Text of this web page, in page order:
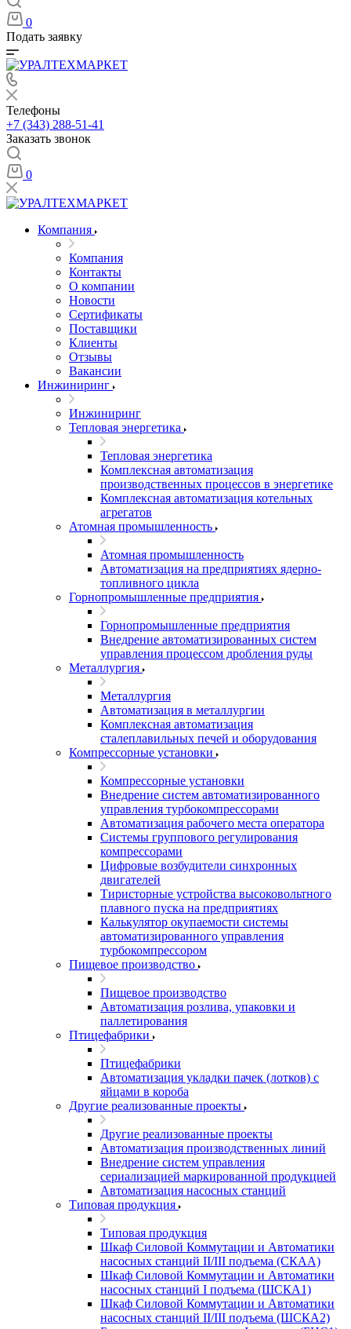
0
Подать заявку
Телефоны
+7 (343) 288-51-41
Заказать звонок
0
Компания
Компания
Контакты
О компании
Новости
Сертификаты
Поставщики
Клиенты
Отзывы
Вакансии
Инжиниринг
Инжиниринг
Тепловая энергетика
Тепловая энергетика
Комплексная автоматизация
производственных процессов в энергетике
Комплексная автоматизация котельных
агрегатов
Атомная промышленность
Атомная промышленность
Автоматизация на предприятиях ядерно-
топливного цикла
Горнопромышленные предприятия
Горнопромышленные предприятия
Внедрение автоматизированных систем
управления процессом дробления руды
Металлургия
Металлургия
Автоматизация в металлургии
Комплексная автоматизация
сталеплавильных печей и оборудования
Компрессорные установки
Компрессорные установки
Внедрение систем автоматизированного
управления турбокомпрессорами
Автоматизация рабочего места оператора
Системы группового регулирования
компрессорами
Цифровые возбудители синхронных
двигателей
Тиристорные устройства высоковольтного
плавного пуска на предприятиях
Калькулятор окупаемости системы
автоматизированного управления
турбокомпрессором
Пищевое производство
Пищевое производство
Автоматизация розлива, упаковки и
паллетирования
Птицефабрики
Птицефабрики
Автоматизация укладки пачек (лотков) с
яйцами в короба
Другие реализованные проекты
Другие реализованные проекты
Автоматизация производственных линий
Внедрение систем управления
сериализацией маркированной продукцией
Автоматизация насосных станций
Типовая продукция
Типовая продукция
Шкаф Силовой Коммутации и Автоматики
насосных станций II/III подъема (СКАА)
Шкаф Силовой Коммутации и Автоматики
насосных станций I подъема (ШСКА1)
Шкаф Силовой Коммутации и Автоматики
насосных станций II/III подъема (ШСКА2)